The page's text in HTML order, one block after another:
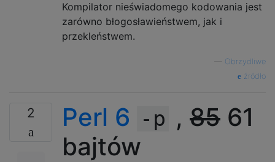
Kompilator nieświadomego kodowania jest
zarówno błogosławieństwem, jak i
przekleństwem.
Obrzydliwe
źródło
2 Perl 6 -p , 85 61
bajtów